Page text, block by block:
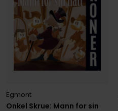
Onkel Skrue: Mann for sin
Egmont